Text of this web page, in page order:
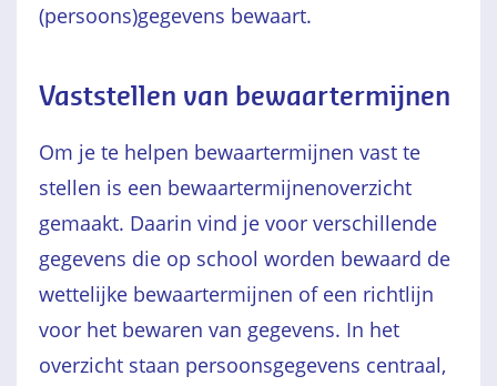
(persoons)gegevens bewaart.
Vaststellen van bewaartermijnen
Om je te helpen bewaartermijnen vast te
stellen is een bewaartermijnenoverzicht
gemaakt. Daarin vind je voor verschillende
gegevens die op school worden bewaard de
wettelijke bewaartermijnen of een richtlijn
voor het bewaren van gegevens. In het
overzicht staan persoonsgegevens centraal,